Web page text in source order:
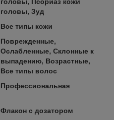
головы, Зуд
Все типы кожи
Поврежденные,
Ослабленные, Склонные к
выпадению, Возрастные,
Все типы волос
Профессиональная
Флакон с дозатором